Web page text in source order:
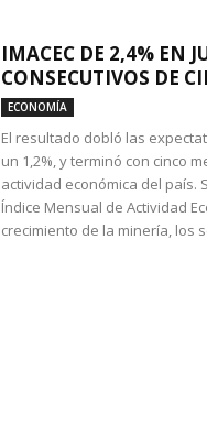
IMACEC DE 2,4% EN
CONSECUTIVOS DE
ECONOMÍA
El resultado dobló las
un 1,2%, y terminó con cinco
actividad económica del país.
Índice Mensual de Actividad
crecimiento de la minería, los